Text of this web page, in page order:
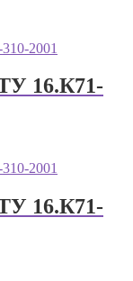
16.К71-
16.К71-